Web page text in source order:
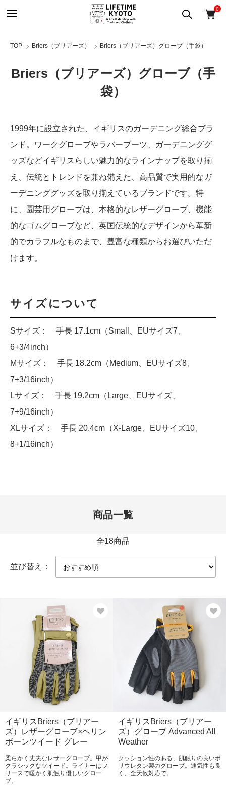
0
TOP Briers（ブリアーズ） Briers（ブリアーズ）グローブ（手袋）
Briers（ブリアーズ）グローブ（手
袋）
1999年に設立された、イギリスのガーデニング総合ブラ
ンド。ワークグローブやラバーブーツ、ガーデニンググ
ッズなどイギリスらしい魅力的なラインナップを取り揃
え、伝統とトレンドを兼ね備えた、高品質で実用的なガ
ーデニンググッズを取り揃えているブランドです。特
に、園芸用グローブは、本格的なレザーグローブ、機能
的なゴムグローブなど、英国伝統的なデザインから革新
的でカラフルなものまで、豊富な種類からお選びいただ
けます。
サイズについて
Sサイズ： 手長 17.1cm（Small、EUサイズ7、
6+3/4inch）
Mサイズ： 手長 18.2cm（Medium、EUサイズ8、
7+3/16inch）
Lサイズ： 手長 19.2cm（Large、EUサイズ、
7+9/16inch）
XLサイズ： 手長 20.4cm（X-Large、EUサイズ10、
8+1/16inch）
商品一覧
全18商品
並び替え：
イギリスBriers（ブリアー
ズ）レザーグローブ×ヘリン
ボーンツイード グレー
柔らかく丈夫なレザーグローブ。甲が
クラシックなツイード。ライナーはフ
リースで暖かく肌触り優しいグロー
ブ。
イギリスBriers（ブリアー
ズ）グローブ Advanced All
Weather
クッション性のある、肌触りの良いポ
リウレタン製のグローブ。通気性も良
く、全天候対応で。